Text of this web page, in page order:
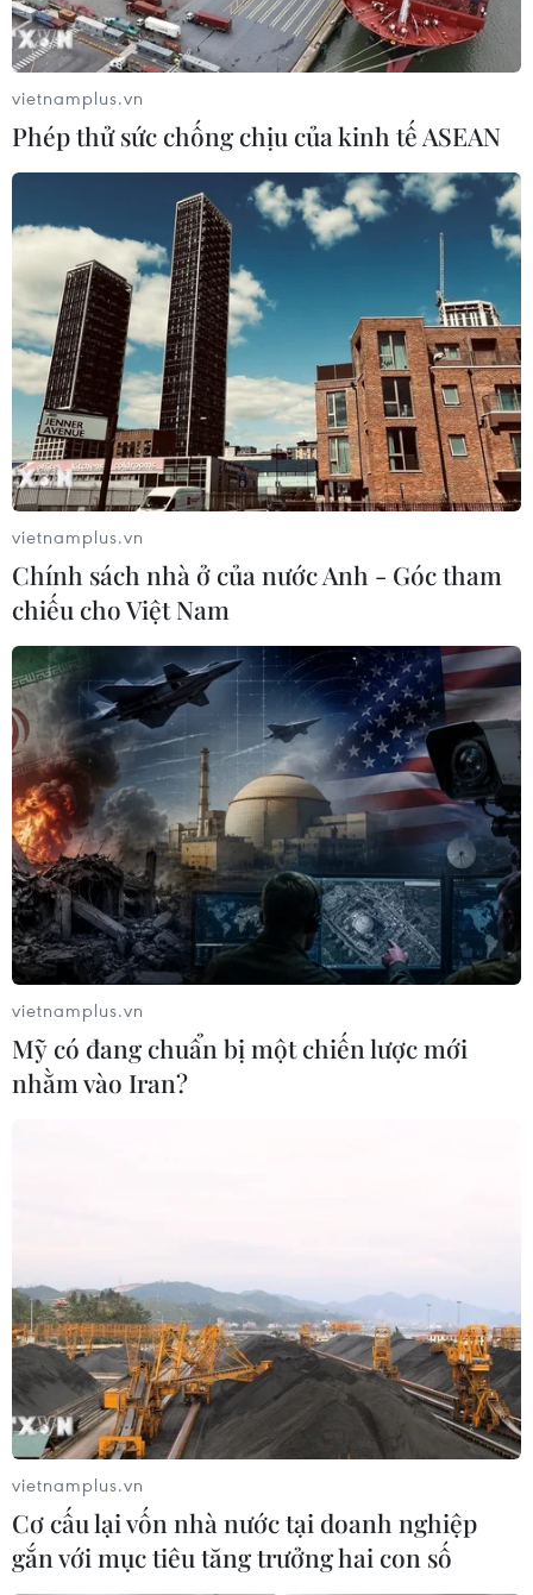
Hội nghị lần này dự kiến sẽ tập trung thảo luận về khái
niệm an ninh bền vững nhằm tăng cường an ninh quốc
phòng, thúc đẩy niềm tin và tăng cường an ninh giữa
ASEAN và đối tác trên mọi phương diện.
Bộ trưởng Ngô Xuân Lịch kêu gọi ASEAN
thúc đẩy gắn kết nội khối
17/11/2019 09:49
Theo Bộ trưởng Ngô Xuân Lịch, ASEAN trước hết phải
tăng cường gắn kết nội khối nhằm tạo sự đồng thuận,
sức mạnh tập thể để ứng phó linh hoạt và chủ động với
những tác động từ bên ngoài.
17/11/2019 13:03
Ngày 17/11, Bộ trưởng Bộ Quốc phòng Việt Nam Ngô
Xuân Lịch đã tham dự các cuộc gặp không chính thức
giữa các Bộ trưởng Quốc phòng ASEAN với bộ trưởng
quốc phòng các nước Trung Quốc, Nhật Bản và Mỹ.
vietnamplus.vn
Phép thử sức chống chịu của kinh tế ASEAN
vietnamplus.vn
Chính sách nhà ở của nước Anh - Góc tham
chiếu cho Việt Nam
vietnamplus.vn
Mỹ có đang chuẩn bị một chiến lược mới
nhằm vào Iran?
vietnamplus.vn
Cơ cấu lại vốn nhà nước tại doanh nghiệp
gắn với mục tiêu tăng trưởng hai con số